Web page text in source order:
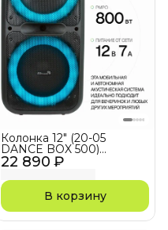
22 890 ₽
Колонка 12" (20-05
DANCE BOX 500)
динамик 2шт/12"
ELTRONIC с TWS
В корзину